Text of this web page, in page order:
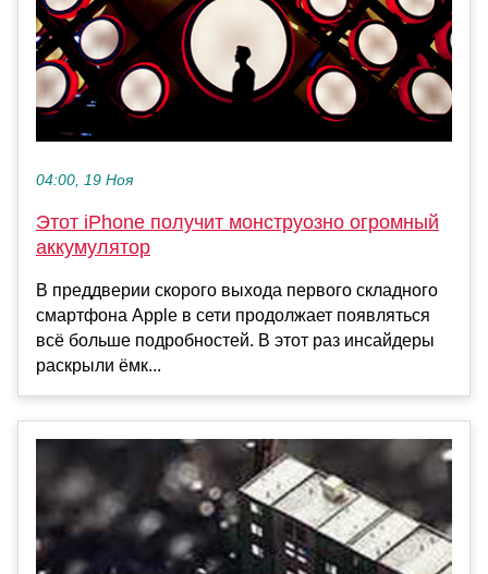
04:00, 19 Ноя
Этот iPhone получит монструозно огромный
аккумулятор
В преддверии скорого выхода первого складного
смартфона Apple в сети продолжает появляться
всё больше подробностей. В этот раз инсайдеры
раскрыли ёмк...